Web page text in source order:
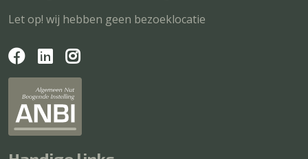
Let op! wij hebben geen bezoeklocatie